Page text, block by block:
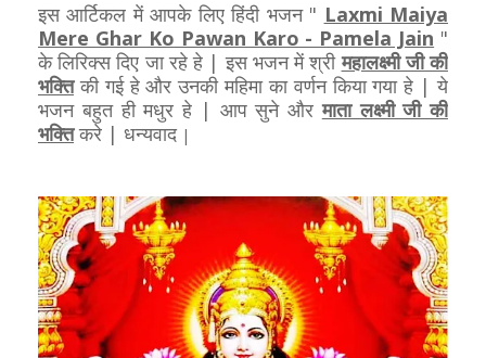
इस आर्टिकल में आपके लिए हिंदी भजन " Laxmi Maiya
Mere Ghar Ko Pawan Karo - Pamela Jain "
के लिरिक्स दिए जा रहे हे | इस भजन में श्रीमहालक्ष्मी जी की
भक्तिकी गई हे और उनकी महिमा का वर्णन किया गया हे | ये
भजन बहुत ही मधुर हे | आप सुने औरमाता लक्ष्मी जी की
भक्तिकरे | धन्यवाद|